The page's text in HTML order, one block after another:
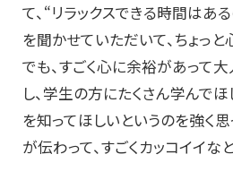
て、“リラックスできる時間はあ
を聞かせていただいて、ちょっと
でも、すごく心に余裕があって
し、学生の方にたくさん学んで
を知ってほしいというのを強く
が伝わって、すごくカッコイイな